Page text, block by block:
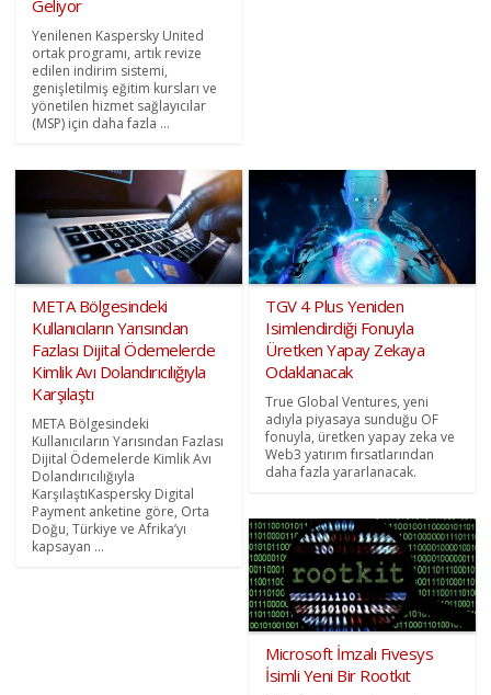
Geliyor
Yenilenen Kaspersky United
ortak programı, artık revize
edilen indirim sistemi,
genişletilmiş eğitim kursları ve
yönetilen hizmet sağlayıcılar
(MSP) için daha fazla ...
META Bölgesindeki
Kullanıcıların Yarısından
Fazlası Dijital Ödemelerde
Kimlik Avı Dolandırıcılığıyla
Karşılaştı
META Bölgesindeki
Kullanıcıların Yarısından Fazlası
Dijital Ödemelerde Kimlik Avı
Dolandırıcılığıyla
KarşılaştıKaspersky Digital
Payment anketine göre, Orta
Doğu, Türkiye ve Afrika’yı
kapsayan ...
TGV 4 Plus Yeniden
Isimlendirdiği Fonuyla
Üretken Yapay Zekaya
Odaklanacak
True Global Ventures, yeni
adıyla piyasaya sunduğu OF
fonuyla, üretken yapay zeka ve
Web3 yatırım fırsatlarından
daha fazla yararlanacak.
Microsoft İmzalı Fıvesys
İsimli Yeni Bir Rootkıt